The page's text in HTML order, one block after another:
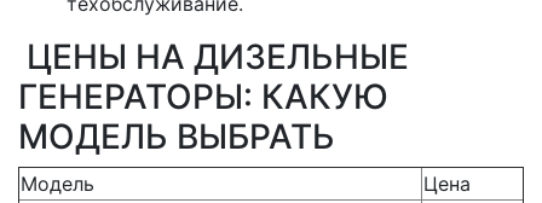
ЦЕНЫ НА ДИЗЕЛЬНЫЕ
ГЕНЕРАТОРЫ: КАКУЮ
МОДЕЛЬ ВЫБРАТЬ
Модель
Цена